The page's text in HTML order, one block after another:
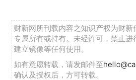
财新网所刊载内容之知识产权为财新
专属所有或持有。未经许可，禁止进
建立镜像等任何使用。
如有意愿转载，请发邮件至
确认及授权后，方可转载。